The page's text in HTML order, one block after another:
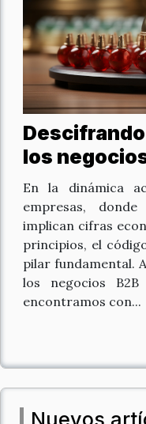
los
En la dinámica
empresas,
implican cifras
principios, el
pilar fundamental.
los negocios B2B
encontramos con...